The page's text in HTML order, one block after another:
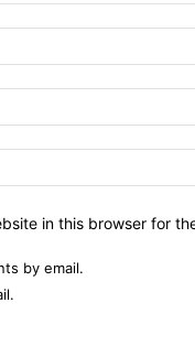
in this browser for
by email.